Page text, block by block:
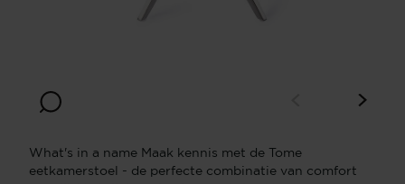
What's in a name Maak kennis met de Tome
eetkamerstoel - de perfecte combinatie van comfort